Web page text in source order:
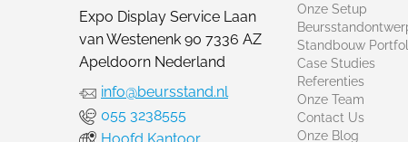
Expo Display Service Laan
van Westenenk 90 7336 AZ
Apeldoorn Nederland
info@beursstand.nl
055 3238555
Onze Setup
Standbouw
Case Studies
Referenties
Onze Team
Contact Us
Onze Blog